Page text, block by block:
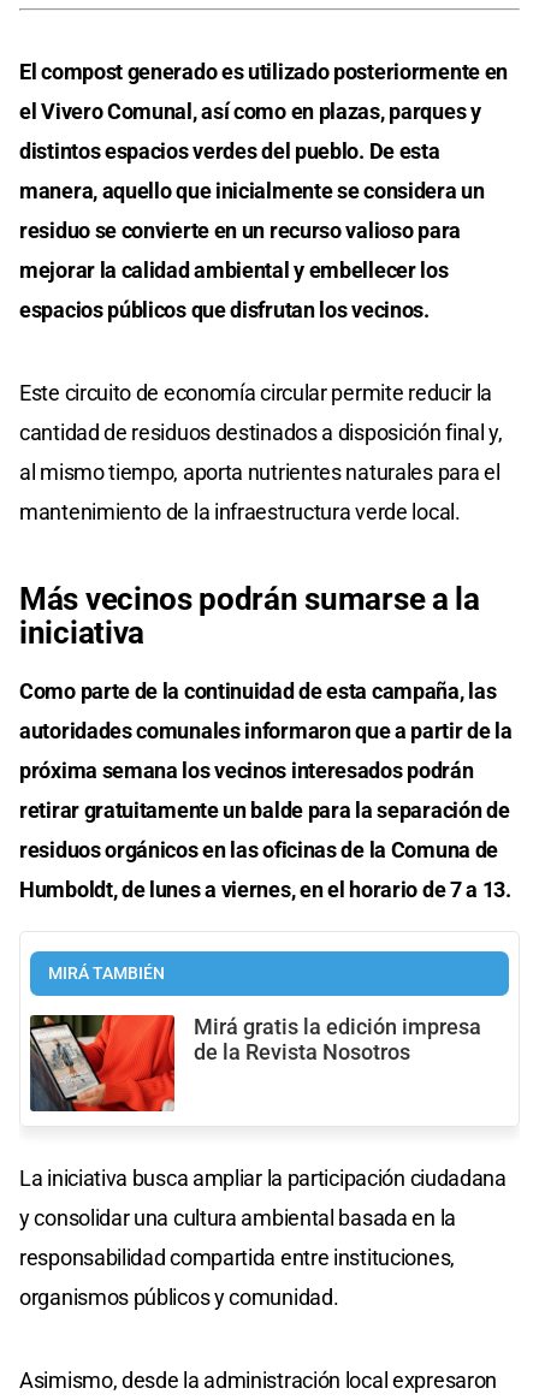
El compost generado es utilizado posteriormente en
el Vivero Comunal, así como en plazas, parques y
distintos espacios verdes del pueblo. De esta
manera, aquello que inicialmente se considera un
residuo se convierte en un recurso valioso para
mejorar la calidad ambiental y embellecer los
espacios públicos que disfrutan los vecinos.
Este circuito de economía circular permite reducir la
cantidad de residuos destinados a disposición final y,
al mismo tiempo, aporta nutrientes naturales para el
mantenimiento de la infraestructura verde local.
Más vecinos podrán sumarse a la
iniciativa
Como parte de la continuidad de esta campaña, las
autoridades comunales informaron que a partir de la
próxima semana los vecinos interesados podrán
retirar gratuitamente un balde para la separación de
residuos orgánicos en las oficinas de la Comuna de
Humboldt, de lunes a viernes, en el horario de 7 a 13.
MIRÁ TAMBIÉN
Mirá gratis la edición impresa
de la Revista Nosotros
La iniciativa busca ampliar la participación ciudadana
y consolidar una cultura ambiental basada en la
responsabilidad compartida entre instituciones,
organismos públicos y comunidad.
Asimismo, desde la administración local expresaron